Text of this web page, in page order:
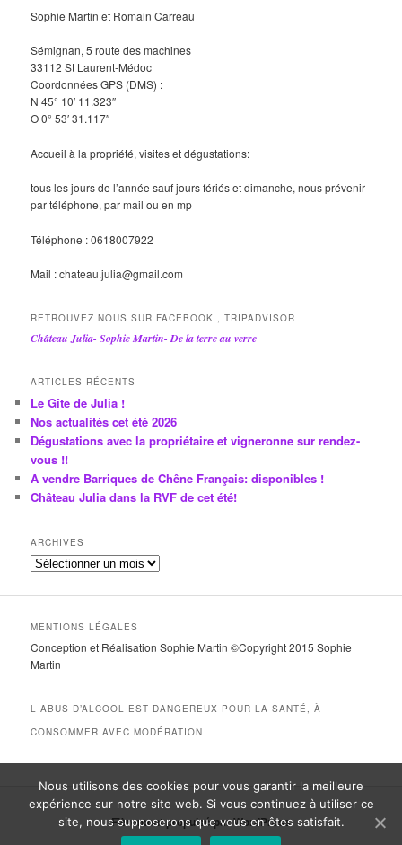
Sophie Martin et Romain Carreau
Sémignan, 5 route des machines
33112 St Laurent-Médoc
Coordonnées GPS (DMS) :
N 45° 10′ 11.323″
O 0° 53′ 31.117″
Accueil à la propriété, visites et dégustations:
tous les jours de l’année sauf jours fériés et dimanche, nous prévenir
par téléphone, par mail ou en mp
Téléphone : 0618007922
Mail : chateau.julia@gmail.com
RETROUVEZ NOUS SUR FACEBOOK , TRIPADVISOR
Château Julia- Sophie Martin- De la terre au verre
ARTICLES RÉCENTS
Le Gîte de Julia !
Nos actualités cet été 2026
Dégustations avec la propriétaire et vigneronne sur rendez-
vous !!
A vendre Barriques de Chêne Français: disponibles !
Château Julia dans la RVF de cet été!
ARCHIVES
A
c
i
v
e
MENTIONS LÉGALES
Conception et Réalisation Sophie Martin ©Copyright 2015 Sophie
Martin
L ABUS D’ALCOOL EST DANGEREUX POUR LA SANTÉ, À
CONSOMMER AVEC MODÉRATION
Fièrement propulsé par WordPress
Nous utilisons des cookies pour vous garantir la meilleure
expérience sur notre site web. Si vous continuez à utiliser ce
site, nous supposerons que vous en êtes satisfait.